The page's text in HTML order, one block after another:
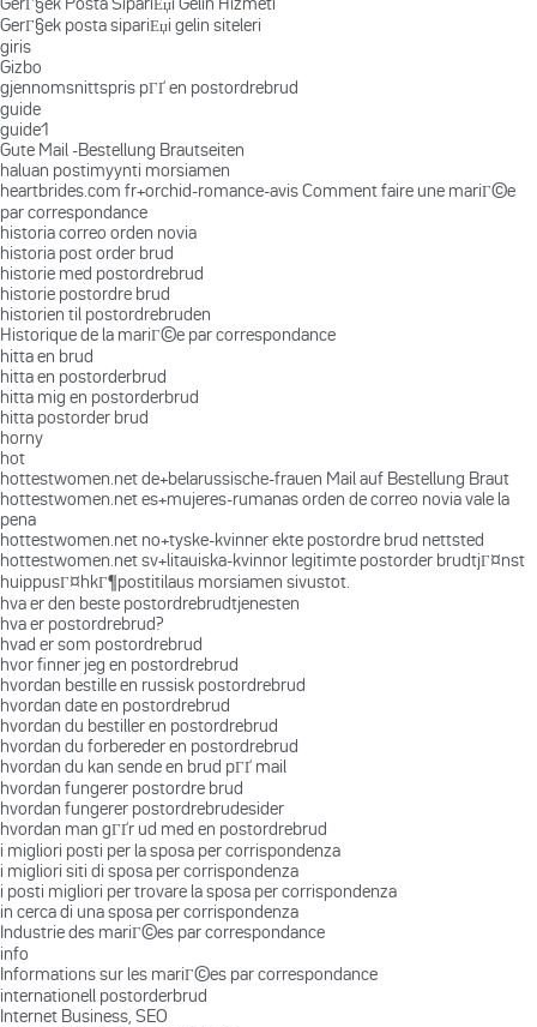
GerГ§ek posta sipariЕџi gelin siteleri
giris
Gizbo
gjennomsnittspris pГҐ en postordrebrud
guide
guide1
Gute Mail -Bestellung Brautseiten
haluan postimyynti morsiamen
heartbrides.com fr+orchid-romance-avis Comment faire une mariГ©e
par correspondance
historia correo orden novia
historia post order brud
historie med postordrebrud
historie postordre brud
historien til postordrebruden
Historique de la mariГ©e par correspondance
hitta en brud
hitta en postorderbrud
hitta mig en postorderbrud
hitta postorder brud
horny
hot
hottestwomen.net de+belarussische-frauen Mail auf Bestellung Braut
hottestwomen.net es+mujeres-rumanas orden de correo novia vale la
pena
hottestwomen.net no+tyske-kvinner ekte postordre brud nettsted
hottestwomen.net sv+litauiska-kvinnor legitimte postorder brudtjГ¤nst
huippusГ¤hkГ¶postitilaus morsiamen sivustot.
hva er den beste postordrebrudtjenesten
hva er postordrebrud?
hvad er som postordrebrud
hvor finner jeg en postordrebrud
hvordan bestille en russisk postordrebrud
hvordan date en postordrebrud
hvordan du bestiller en postordrebrud
hvordan du forbereder en postordrebrud
hvordan du kan sende en brud pГҐ mail
hvordan fungerer postordre brud
hvordan fungerer postordrebrudesider
hvordan man gГҐr ud med en postordrebrud
i migliori posti per la sposa per corrispondenza
i migliori siti di sposa per corrispondenza
i posti migliori per trovare la sposa per corrispondenza
in cerca di una sposa per corrispondenza
Industrie des mariГ©es par correspondance
info
Informations sur les mariГ©es par correspondance
internationell postorderbrud
Internet Business, SEO